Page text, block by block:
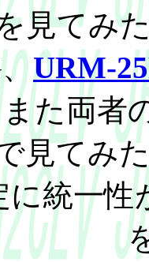
見てみ
URM-
た両者
見てみ
に統一性